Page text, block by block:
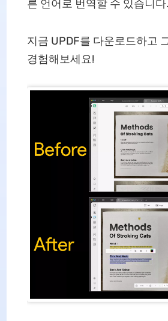
른 언어로 번역할 수 있습니다.
지금 UPDF를 다운로드하고
경험해보세요!